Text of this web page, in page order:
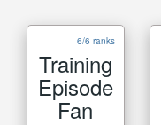
6/6 ranks
Training
Episode
Fan